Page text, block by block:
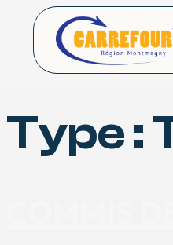
Type :